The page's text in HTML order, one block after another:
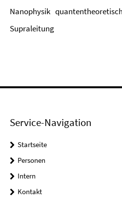
Nanophysik
Supraleitung
Service-Navigation
Startseite
Personen
Intern
Kontakt